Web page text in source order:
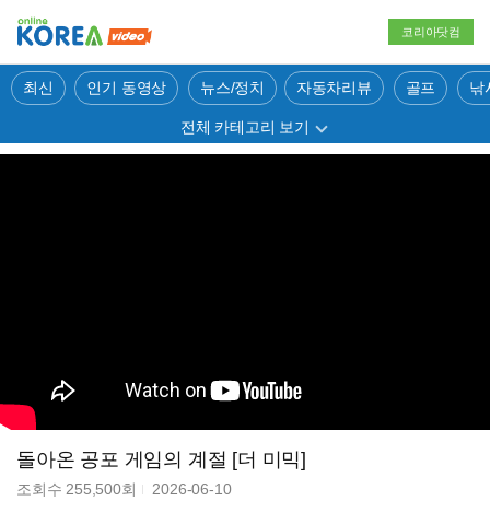
코리아닷컴
최신 인기 동영상 뉴스/정치 자동차리뷰 골프 낚
전체 카테고리 보기
돌아온 공포 게임의 계절 [더 미믹]
조회수 255,500회 2026-06-10